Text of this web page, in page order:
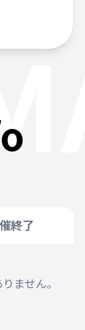
終了
ません。